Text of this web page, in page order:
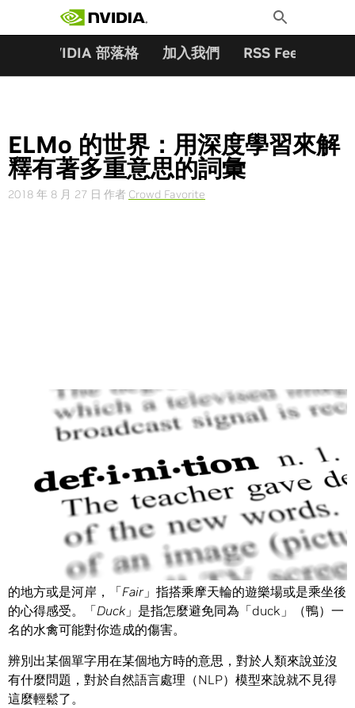
Toggle
Search
NVIDIA 部落格 加入我們 RSS Feeds
ELMo 的世界：用深度學習來解
釋有著多重意思的詞彙
2018 年 8 月 27 日 作者 Crowd Favorite
Share
Bank、Fair、Duck。
單看字的話，這三者都各自有著許多意思。「
Bank」指存錢
的地方或是河岸，「Fair」指搭乘摩天輪的遊樂場或是乘坐後
的心得感受。「Duck 」是指怎麼避免同為「duck」（鴨）一
名的水禽可能對你造成的傷害。
辨別出某個單字用在某個地方時的意思，對於人類來說並沒
有什麼問題，對於自然語言處理（NLP）模型來說就不見得
這麼輕鬆了。